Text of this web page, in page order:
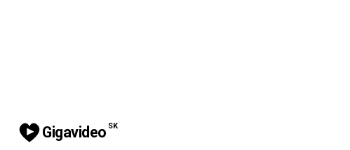
Gigavideo SK